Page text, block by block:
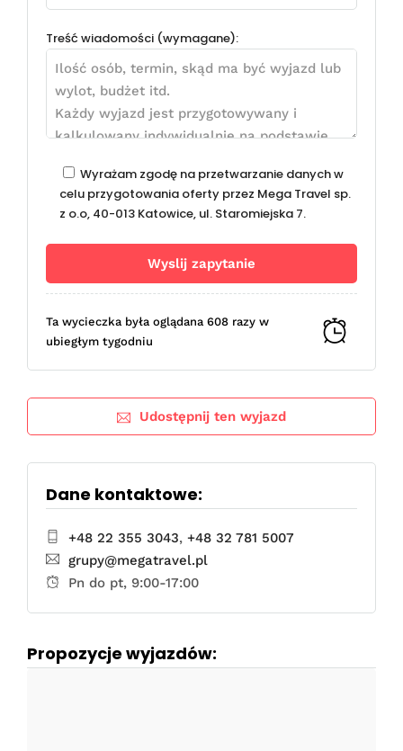
Treść wiadomości (wymagane):
Wyrażam zgodę na przetwarzanie danych w
celu przygotowania oferty przez Mega Travel sp.
z o.o, 40-013 Katowice, ul. Staromiejska 7.
Ta wycieczka była oglądana 608 razy w
ubiegłym tygodniu
Udostępnij ten wyjazd
Dane kontaktowe:
+48 22 355 3043, +48 32 781 5007
grupy@megatravel.pl
Pn do pt, 9:00-17:00
Propozycje wyjazdów: